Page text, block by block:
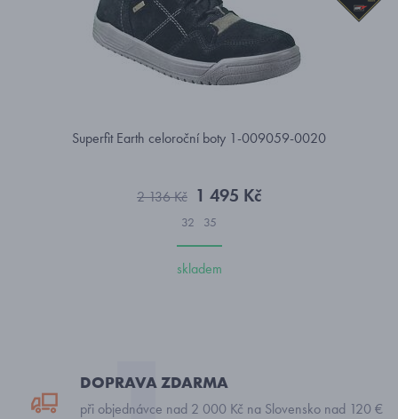
Superfit Earth celoroční boty 1-009059-0020
2 136 Kč 1 495 Kč
32 35
skladem
DOPRAVA ZDARMA
při objednávce nad 2 000 Kč na Slovensko nad 120 €